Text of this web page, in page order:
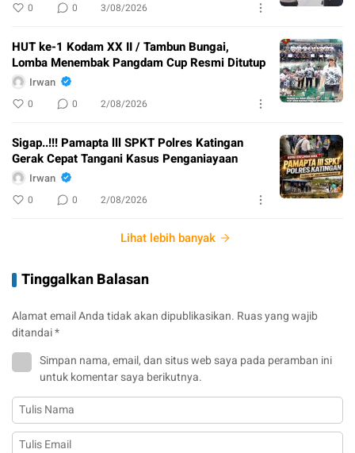
0 0 3/08/2026
HUT ke-1 Kodam XX II / Tambun Bungai,
Lomba Menembak Pangdam Cup Resmi Ditutup
Irwan
0 0 2/08/2026
Sigap..!!! Pamapta lll SPKT Polres Katingan
Gerak Cepat Tangani Kasus Penganiayaan
Irwan
0 0 2/08/2026
Lihat lebih banyak
Tinggalkan Balasan
Alamat email Anda tidak akan dipublikasikan. Ruas yang wajib
ditandai*
Simpan nama, email, dan situs web saya pada peramban ini
untuk komentar saya berikutnya.